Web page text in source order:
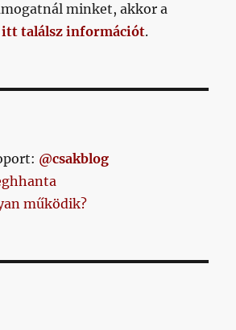
minket, akkor a
itt találsz információt.
@csakblog
működik?